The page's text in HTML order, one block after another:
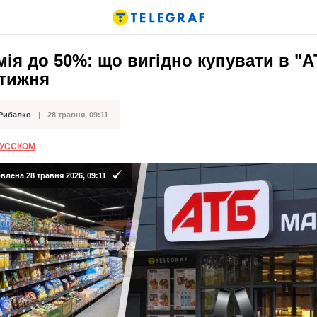
до 50%: що вигідно купувати в
28 травня, 09:11
28 травня 2026, 09:11